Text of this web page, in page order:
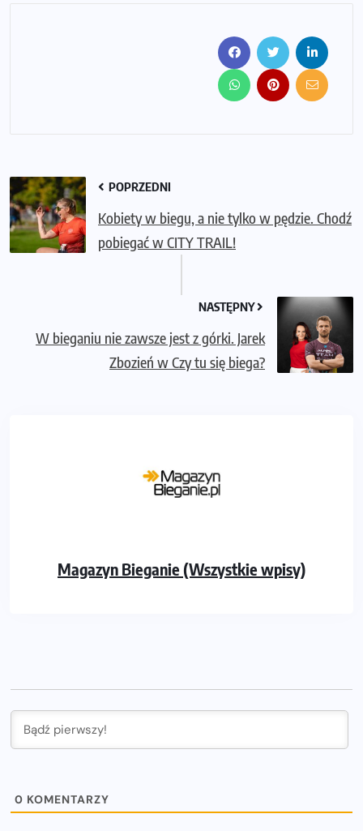
POPRZEDNI
Kobiety w biegu, a nie tylko w pędzie. Chodź
pobiegać w CITY TRAIL!
NASTĘPNY
W bieganiu nie zawsze jest z górki. Jarek
Zbozień w Czy tu się biega?
Magazyn Bieganie (Wszystkie wpisy)
0 KOMENTARZY